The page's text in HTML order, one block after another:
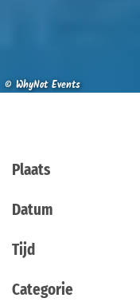
© WhyNot Events
Plaats
Datum
Tijd
Categorie